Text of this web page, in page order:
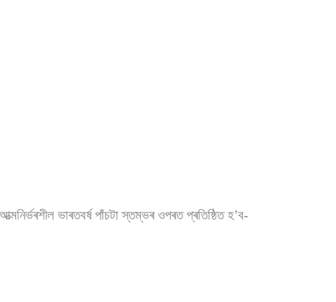
ভাৰতবৰ্ষ পাঁচটা স্তম্ভৰ ওপৰত প্ৰতিষ্ঠিত হʼব-